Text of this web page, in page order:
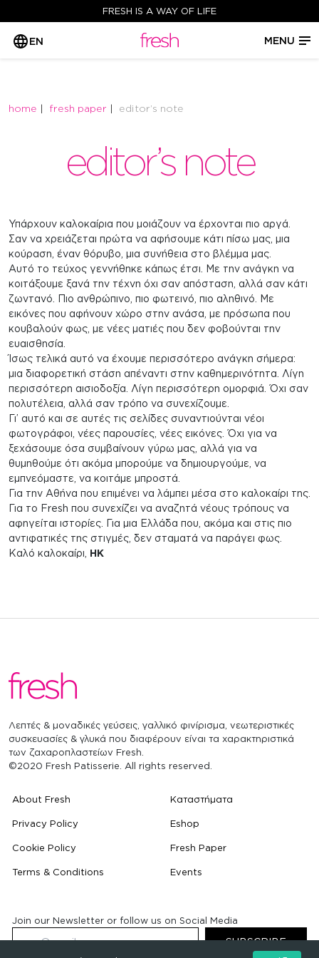
FRESH IS A WAY OF LIFE
EN MENU
home fresh paper editor’s note
editor’s note
Υπάρχουν καλοκαίρια που μοιάζουν να έρχονται πιο αργά.
Σαν να χρειάζεται πρώτα να αφήσουμε κάτι πίσω μας, μια
κούραση, έναν θόρυβο, μια συνήθεια στο βλέμμα μας.
Αυτό το τεύχος γεννήθηκε κάπως έτσι. Με την ανάγκη να
κοιτάξουμε ξανά την τέχνη όχι σαν απόσταση, αλλά σαν κάτι
ζωντανό. Πιο ανθρώπινο, πιο φωτεινό, πιο αληθινό. Με
εικόνες που αφήνουν χώρο στην ανάσα, με πρόσωπα που
κουβαλούν φως, με νέες ματιές που δεν φοβούνται την
ευαισθησία.
Ίσως τελικά αυτό να έχουμε περισσότερο ανάγκη σήμερα:
μια διαφορετική στάση απέναντι στην καθημερινότητα. Λίγη
περισσότερη αισιοδοξία. Λίγη περισσότερη ομορφιά. Όχι σαν
πολυτέλεια, αλλά σαν τρόπο να συνεχίζουμε.
Γι’ αυτό και σε αυτές τις σελίδες συναντιούνται νέοι
φωτογράφοι, νέες παρουσίες, νέες εικόνες. Όχι για να
ξεχάσουμε όσα συμβαίνουν γύρω μας, αλλά για να
θυμηθούμε ότι ακόμα μπορούμε να δημιουργούμε, να
εμπνεόμαστε, να κοιτάμε μπροστά.
Για την Αθήνα που επιμένει να λάμπει μέσα στο καλοκαίρι της.
Για το Fresh που συνεχίζει να αναζητά νέους τρόπους να
αφηγείται ιστορίες. Για μια Ελλάδα που, ακόμα και στις πιο
αντιφατικές της στιγμές, δεν σταματά να παράγει φως.
Καλό καλοκαίρι, ΗΚ
Λεπτές & μοναδικές γεύσεις, γαλλικό φινίρισμα, νεωτεριστικές
συσκευασίες & γλυκά που διαφέρουν είναι τα χαρακτηριστικά
των ζαχαροπλαστείων Fresh.
©2020 Fresh Patisserie. All rights reserved.
About Fresh
Privacy Policy
Cookie Policy
Terms & Conditions
Καταστήματα
Eshop
Fresh Paper
Events
Join our Newsletter or follow us on Social Media